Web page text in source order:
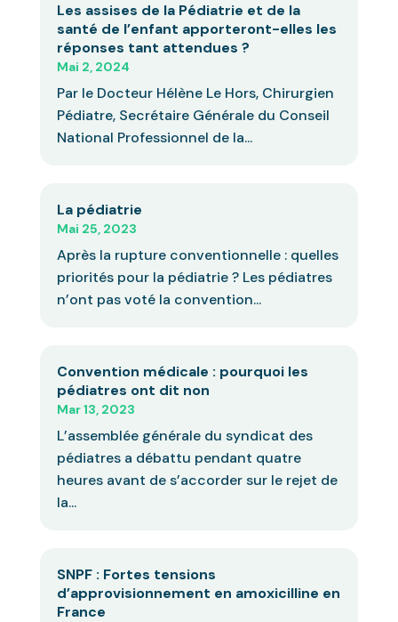
Les assises de la Pédiatrie et de la
santé de l’enfant apporteront-elles les
réponses tant attendues ?
Mai 2, 2024
Par le Docteur Hélène Le Hors, Chirurgien
Pédiatre, Secrétaire Générale du Conseil
National Professionnel de la...
La pédiatrie
Mai 25, 2023
Après la rupture conventionnelle : quelles
priorités pour la pédiatrie ? Les pédiatres
n’ont pas voté la convention...
Convention médicale : pourquoi les
pédiatres ont dit non
Mar 13, 2023
L’assemblée générale du syndicat des
pédiatres a débattu pendant quatre
heures avant de s’accorder sur le rejet de
la...
SNPF : Fortes tensions
d’approvisionnement en amoxicilline en
France